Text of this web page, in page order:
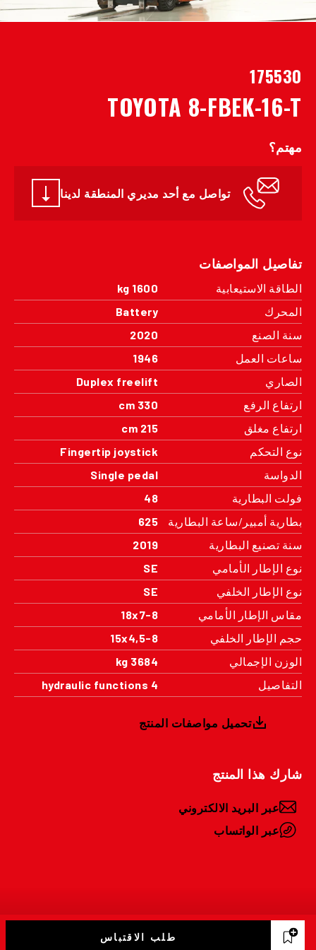
175530
TOYOTA 8-FBEK-16-T
مهتم؟
تواصل مع أحد مديري المنطقة لدينا
تفاصيل المواصفات
الطاقة الاستيعابية
1600 kg
المحرك
Battery
سنة الصنع
2020
ساعات العمل
1946
الصاري
Duplex freelift
ارتفاع الرفع
330 cm
ارتفاع مغلق
215 cm
نوع التحكم
Fingertip joystick
الدواسة
Single pedal
فولت البطارية
48
بطارية أمبير/ساعة البطارية
625
سنة تصنيع البطارية
2019
نوع الإطار الأمامي
SE
نوع الإطار الخلفي
SE
مقاس الإطار الأمامي
18x7-8
حجم الإطار الخلفي
15x4,5-8
الوزن الإجمالي
3684 kg
التفاصيل
4 hydraulic functions
تحميل مواصفات المنتج
شارك هذا المنتج
عبر البريد الالكتروني
عبر الواتساب
طلب الاقتباس